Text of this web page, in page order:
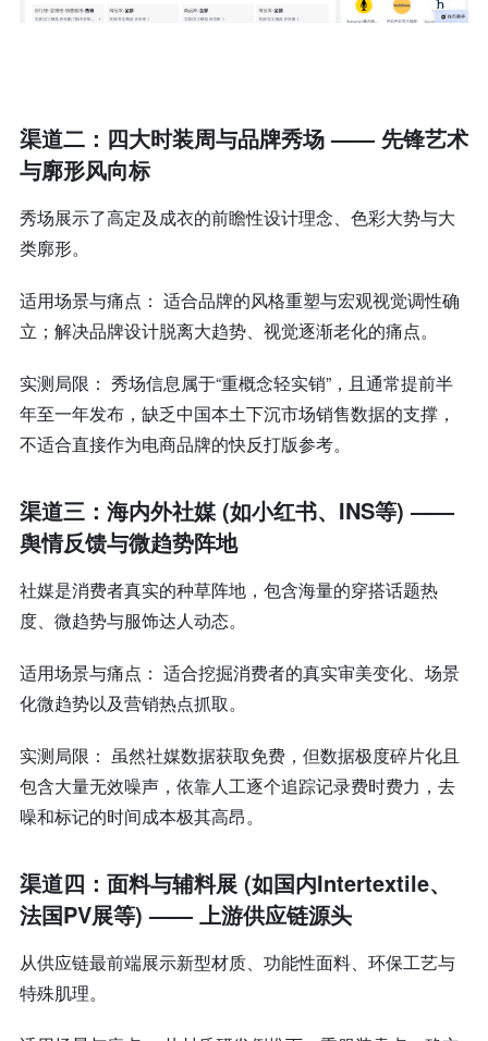
渠道二：四大时装周与品牌秀场 —— 先锋艺术
与廓形风向标
秀场展示了高定及成衣的前瞻性设计理念、色彩大势与大
类廓形。
适用场景与痛点： 适合品牌的风格重塑与宏观视觉调性确
立；解决品牌设计脱离大趋势、视觉逐渐老化的痛点。
实测局限： 秀场信息属于“重概念轻实销”，且通常提前半
年至一年发布，缺乏中国本土下沉市场销售数据的支撑，
不适合直接作为电商品牌的快反打版参考。
渠道三：海内外社媒 (如小红书、INS等) ——
舆情反馈与微趋势阵地
社媒是消费者真实的种草阵地，包含海量的穿搭话题热
度、微趋势与服饰达人动态。
适用场景与痛点： 适合挖掘消费者的真实审美变化、场景
化微趋势以及营销热点抓取。
实测局限： 虽然社媒数据获取免费，但数据极度碎片化且
包含大量无效噪声，依靠人工逐个追踪记录费时费力，去
噪和标记的时间成本极其高昂。
渠道四：面料与辅料展 (如国内Intertextile、
法国PV展等) —— 上游供应链源头
从供应链最前端展示新型材质、功能性面料、环保工艺与
特殊肌理。